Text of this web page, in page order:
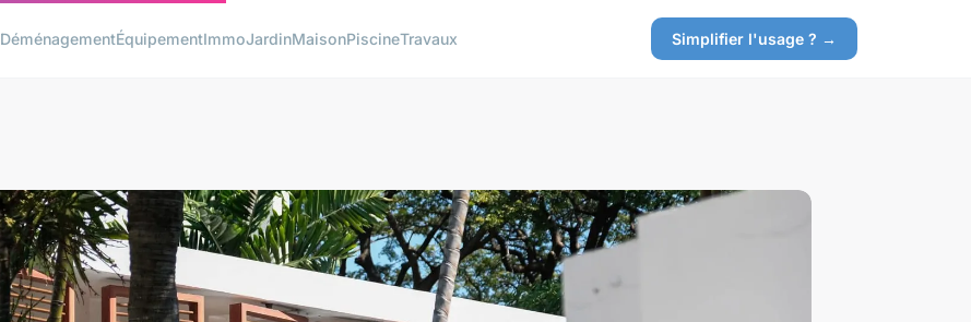
DéménagementÉquipementImmoJardinMaisonPiscineTravaux Simplifier l'usage ? →